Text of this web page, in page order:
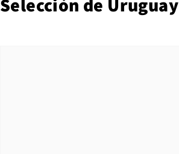
Selección de Uruguay